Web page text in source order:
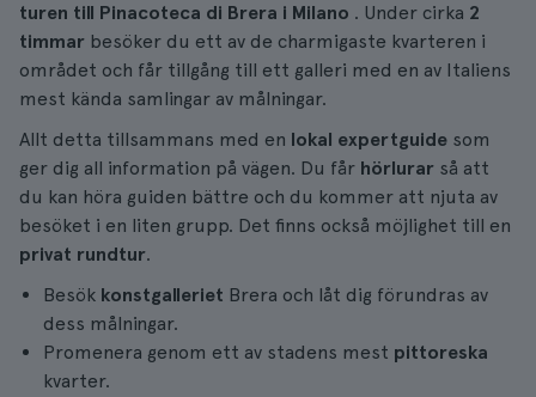
turen till Pinacoteca di Brera i Milano . Under cirka 2
timmar besöker du ett av de charmigaste kvarteren i
området och får tillgång till ett galleri med en av Italiens
mest kända samlingar av målningar.
Allt detta tillsammans med en lokal expertguide som
ger dig all information på vägen. Du får hörlurar så att
du kan höra guiden bättre och du kommer att njuta av
besöket i en liten grupp. Det finns också möjlighet till en
privat rundtur.
Besök konstgalleriet Brera och låt dig förundras av
dess målningar.
Promenera genom ett av stadens mest pittoreska
kvarter.